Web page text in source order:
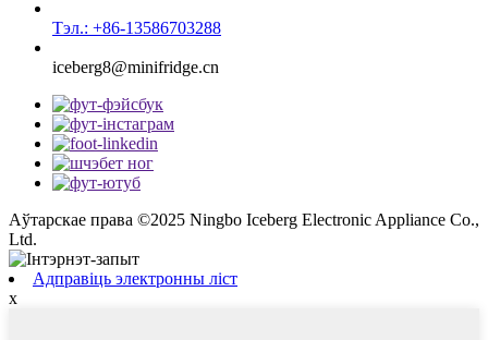
Тэл.: +86-13586703288
iceberg8@minifridge.cn
Аўтарскае права ©2025 Ningbo Iceberg Electronic Appliance Co.,
Ltd.
Адправіць электронны ліст
x